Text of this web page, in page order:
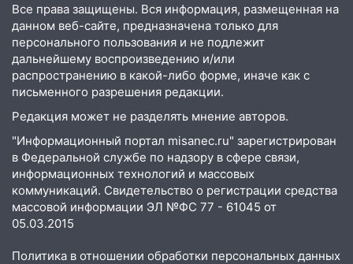
Трудовой горело здание
13:00 Водитель без прав врезался в
припаркованный автомобиль
12:37 Переезжал «зебру» на
12:18 Вспыхнул изнутри: в
Железнодорожном районе горела дача
11:33 В Засвияжье под колёса авто
попал мужчина
11:17 В Радищевском районе сгорели
хозяйственные постройки
Все права защищены. Вся информация, размещенная на
данном веб-сайте, предназначена только для
персонального пользования и не подлежит
дальнейшему воспроизведению и/или
распространению в какой-либо форме, иначе как с
письменного разрешения редакции.
Редакция может не разделять мнение авторов.
"Информационный портал misanec.ru" зарегистрирован
в Федеральной службе по надзору в сфере связи,
информационных технологий и массовых
коммуникаций. Свидетельство о регистрации средства
массовой информации ЭЛ №ФС 77 - 61045 от
05.03.2015
Политика в отношении обработки персональных данных